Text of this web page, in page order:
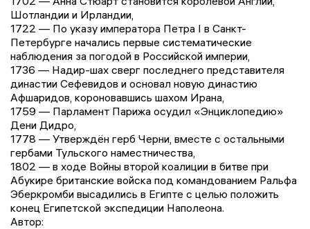
Шотландии и Ирландии,
1722 — По указу императора Петра I в Санкт-
Петербурге начались первые систематические
наблюдения за погодой в Российской империи,
1736 — Надир-шах сверг последнего представителя
династии Сефевидов и основал новую династию
Афшаридов, короновавшись шахом Ирана,
1759 — Парламент Парижа осудил «Энциклопедию»
Дени Дидро,
1778 — Утверждён герб Черни, вместе с остальными
гербами Тульского наместничества,
1802 — в ходе Войны второй коалиции в битве при
Абукире британские войска под командованием Ральфа
Эберкромби высадились в Египте с целью положить
конец Египетской экспедиции Наполеона.
Автор: